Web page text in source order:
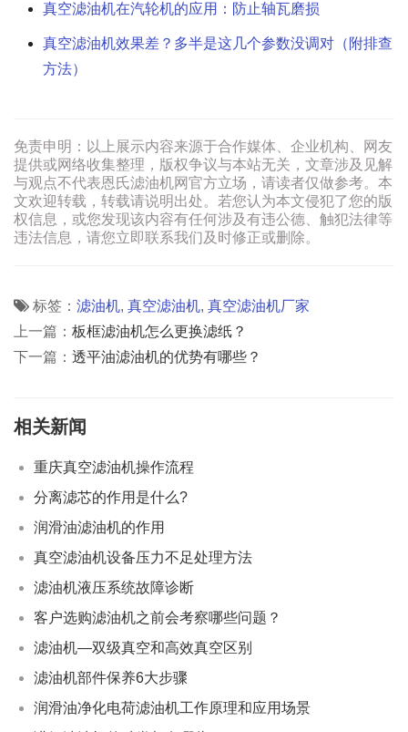
真空滤油机在汽轮机的应用：防止轴瓦磨损
真空滤油机效果差？多半是这几个参数没调对（附排查
方法）
免责申明：以上展示内容来源于合作媒体、企业机构、网友
提供或网络收集整理，版权争议与本站无关，文章涉及见解
与观点不代表恩氏滤油机网官方立场，请读者仅做参考。本
文欢迎转载，转载请说明出处。若您认为本文侵犯了您的版
权信息，或您发现该内容有任何涉及有违公德、触犯法律等
违法信息，请您立即联系我们及时修正或删除。
标签： 滤油机, 真空滤油机, 真空滤油机厂家
上一篇： 板框滤油机怎么更换滤纸？
下一篇： 透平油滤油机的优势有哪些？
相关新闻
重庆真空滤油机操作流程
分离滤芯的作用是什么?
润滑油滤油机的作用
真空滤油机设备压力不足处理方法
滤油机液压系统故障诊断
客户选购滤油机之前会考察哪些问题？
滤油机—双级真空和高效真空区别
滤油机部件保养6大步骤
润滑油净化电荷滤油机工作原理和应用场景